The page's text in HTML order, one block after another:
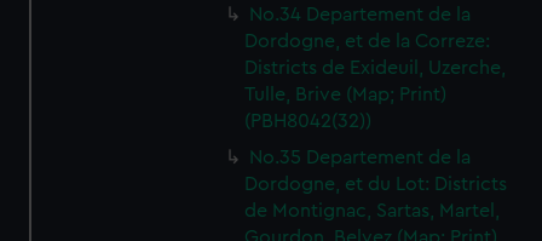
No.34 Departement de la
Dordogne, et de la Correze:
Districts de Exideuil, Uzerche,
Tulle, Brive (Map; Print)
(PBH8042(32))
No.35 Departement de la
Dordogne, et du Lot: Districts
de Montignac, Sartas, Martel,